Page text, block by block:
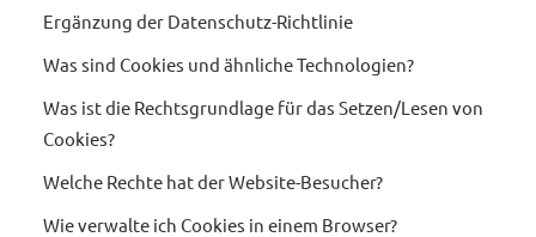
Ergänzung der Datenschutz-Richtlinie
Was sind Cookies und ähnliche Technologien?
Was ist die Rechtsgrundlage für das Setzen/Lesen von
Cookies?
Welche Rechte hat der Website-Besucher?
Wie verwalte ich Cookies in einem Browser?